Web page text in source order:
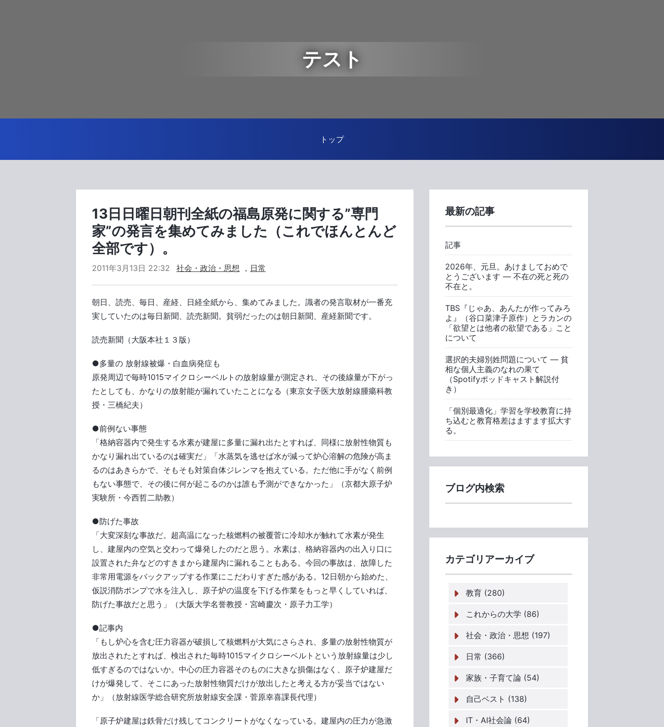
テスト
トップ
13日日曜日朝刊全紙の福島原発に関する”専門
家”の発言を集めてみました（これでほんとんど
全部です）。
2011年3月13日 22:32 社会・政治・思想 ， 日常
朝日、読売、毎日、産経、日経全紙から、集めてみました。識者の発言取材が一番充
実していたのは毎日新聞、読売新聞。貧弱だったのは朝日新聞、産経新聞です。
読売新聞（大阪本社１３版）
●多量の 放射線被爆・白血病発症も
原発周辺で毎時1015マイクロシーベルトの放射線量が測定され、その後線量が下がっ
たとしても、かなりの放射能が漏れていたことになる（東京女子医大放射線腫瘍科教
授・三橋紀夫）
●前例ない事態
「格納容器内で発生する水素が建屋に多量に漏れ出たとすれば、同様に放射性物質も
かなり漏れ出ているのは確実だ」「水蒸気を逃せば水が減って炉心溶解の危険が高ま
るのはあきらかで、そもそも対策自体ジレンマを抱えている。ただ他に手がなく前例
もない事態で、その後に何が起こるのかは誰も予測ができなかった」（京都大原子炉
実験所・今西哲二助教）
●防げた事故
「大変深刻な事故だ。超高温になった核燃料の被覆菅に冷却水が触れて水素が発生
し、建屋内の空気と交わって爆発したのだと思う。水素は、格納容器内の出入り口に
設置された弁などのすきまから建屋内に漏れることもある。今回の事故は、故障した
非常用電源をバックアップする作業にこだわりすぎた感がある。12日朝から始めた、
仮説消防ポンプで水を注入し、原子炉の温度を下げる作業をもっと早くしていれば、
防げた事故だと思う」（大阪大学名誉教授・宮崎慶次・原子力工学）
●記事内
「もし炉心を含む圧力容器が破損して核燃料が大気にさらされ、多量の放射性物質が
放出されたとすれば、検出された毎時1015マイクロシーベルトという放射線量は少し
低すぎるのではないか。中心の圧力容器そのものに大きな損傷はなく、原子炉建屋だ
けが爆発して、そこにあった放射性物質だけが放出したと考える方が妥当ではない
か」（放射線医学総合研究所放射線安全課・菅原幸喜課長代理）
「原子炉建屋は鉄骨だけ残してコンクリートがなくなっている。建屋内の圧力が急激
最新の記事
記事
2026年、元旦。あけましておめで
とうございます ― 不在の死と死の
不在と。
TBS『じゃあ、あんたが作ってみろ
よ』（谷口菜津子原作）とラカンの
「欲望とは他者の欲望である」こと
について
選択的夫婦別姓問題について ― 貧
相な個人主義のなれの果て
（Spotifyポッドキャスト解説付
き）
「個別最適化」学習を学校教育に持
ち込むと教育格差はますます拡大す
る。
ブログ内検索
カテゴリアーカイブ
教育 (280)
これからの大学 (86)
社会・政治・思想 (197)
日常 (366)
家族・子育て論 (54)
自己ベスト (138)
IT・AI社会論 (64)